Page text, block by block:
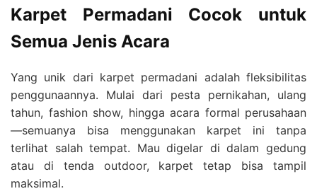
Karpet Permadani Cocok untuk
Semua Jenis Acara
Yang unik dari karpet permadani adalah fleksibilitas
penggunaannya. Mulai dari pesta pernikahan, ulang
tahun, fashion show, hingga acara formal perusahaan
—semuanya bisa menggunakan karpet ini tanpa
terlihat salah tempat. Mau digelar di dalam gedung
atau di tenda outdoor, karpet tetap bisa tampil
maksimal.